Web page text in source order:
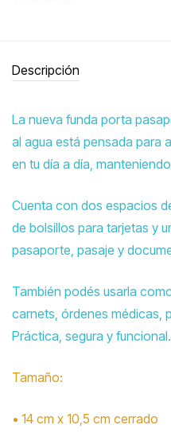
Descripción
La nueva funda porta
al agua está pensada para
en tu día a día,
Cuenta con dos espacios
de bolsillos para tarjetas y
pasaporte, pasaje y
También podés usarla
carnets, órdenes médicas,
Práctica, segura y funcional.
Tamaño:
• 14 cm x 10,5 cm cerrado